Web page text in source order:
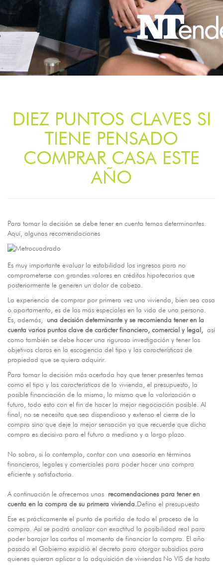
DIEZ PUNTOS CLAVES SI
TIENE PENSADO
COMPRAR CASA ESTE
AÑO
Para tomar la decisión se debe tener en cuenta temas determinantes.
Aquí, algunas recomendaciones
Es muy importante evaluar la estabilidad los ingresos para no
comprometerse con grandes valores en créditos hipotecarios que
posteriormente le generen un dolor de cabeza.
La experiencia de comprar por primera vez una vivienda, bien sea casa
o apartamento, es de las más especiales en la vida de una persona.
Es, además, una decisión determinante y se recomienda tener en la
cuenta varios puntos clave de carácter financiero, comercial y legal, así
como también se debe hacer una rigurosa investigación y tener los
objetivos claros en la escogencia del tipo y las características de
propiedad que se quiera adquirir.
Para tomar la decisión más acertada hay que tener presentes temas
como el tipo y las características de la vivienda, el presupuesto, la
posible financiación de la misma, lo mismo que la valorización a
futuro, todo esto con el fin de hacer la mejor negociación posible. Al
final, no se necesita que sea dispendioso y extenso el cierre de la
compra sino que deje la mejor sensación ya que recuerde que dicha
compra es decisiva para el futuro a mediano y a largo plazo.
No sobra, si lo contempla, contar con una asesoría en términos
financieros, legales y comerciales para poder hacer una compra
eficiente y satisfactoria.
A continuación le ofrecemos unas recomendaciones para tener en
cuenta en la compra de su primera vivienda.Defina el presupuesto
Ese es prácticamente el punto de partida de todo el proceso de la
compra. Así se podrá analizar con exactitud la posibilidad real para
poder barajar las cartas al momento de financiar la compra. El año
pasado el Gobierno expidió el decreto para otorgar subsidios para
quienes quieran aplicar a la adquisición de viviendas No VIS de hasta